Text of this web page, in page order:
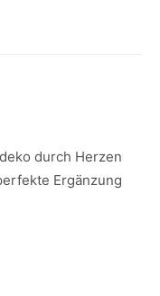
durch Herzen
Ergänzung